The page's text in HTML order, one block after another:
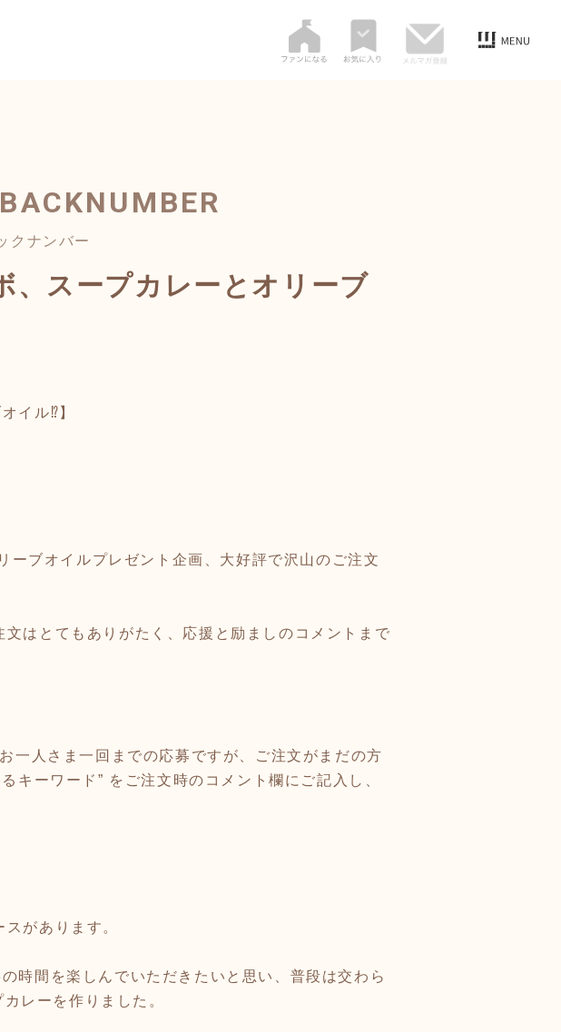
BACKNUMBER
クナンバー
、スープカレーとオリーブ
イル⁉️】
ブオイルプレゼント企画、大好評で沢山のご注文
はとてもありがたく、応援と励ましのコメントまで
一人さま一回までの応募ですが、ご注文がまだの方
キーワード” をご注文時のコメント欄にご記入し、
があります。
時間を楽しんでいただきたいと思い、普段は交わら
レーを作りました。